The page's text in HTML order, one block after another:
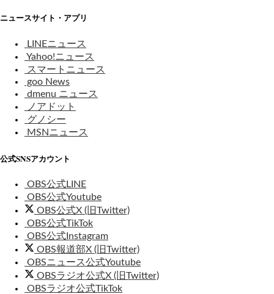
ニュースサイト・アプリ
LINEニュース
Yahoo!ニュース
スマートニュース
goo News
dmenu ニュース
ノアドット
グノシー
MSNニュース
公式SNSアカウント
OBS公式LINE
OBS公式Youtube
OBS公式X (旧Twitter)
OBS公式TikTok
OBS公式Instagram
OBS報道部X (旧Twitter)
OBSニュース公式Youtube
OBSラジオ公式X (旧Twitter)
OBSラジオ公式TikTok